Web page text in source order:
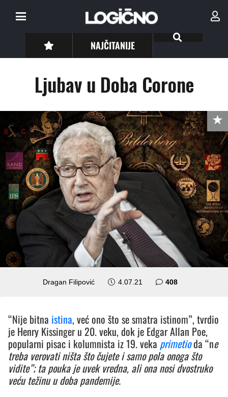
NAJČITANIJE
Ljubav u Doba Corone
Dragan Filipović 4.07.21 408komentara
“Nije bitna istina, već ono što se smatra istinom”, tvrdio
je Henry Kissinger u 20. veku, dok je Edgar Allan Poe,
popularni pisac i kolumnista iz 19. veka primetioda “ne
treba verovati ništa što čujete i samo pola onoga što
vidite”; ta pouka je uvek vredna, ali ona nosi dvostruko
veću težinu u doba pandemije.